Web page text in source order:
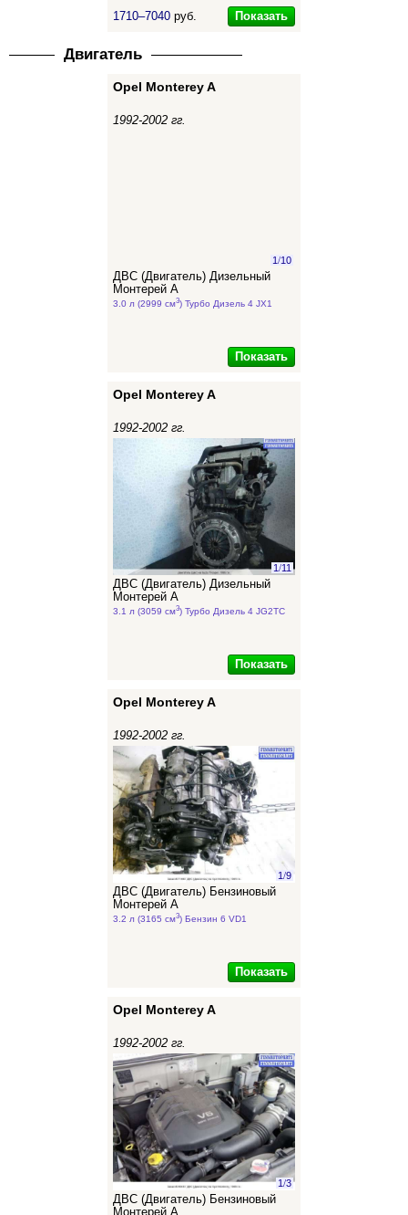
1710–7040 руб. Показать
Двигатель
Opel Monterey A
1992-2002 гг.
1/10
ДВС (Двигатель) Дизельный
Монтерей А
3.0 л (2999 см3) Турбо Дизель 4 JX1
Показать
Opel Monterey A
1992-2002 гг.
1/11
ДВС (Двигатель) Дизельный
Монтерей А
3.1 л (3059 см3) Турбо Дизель 4 JG2TC
Показать
Opel Monterey A
1992-2002 гг.
1/9
ДВС (Двигатель) Бензиновый
Монтерей А
3.2 л (3165 см3) Бензин 6 VD1
Показать
Opel Monterey A
1992-2002 гг.
1/3
ДВС (Двигатель) Бензиновый
Монтерей А